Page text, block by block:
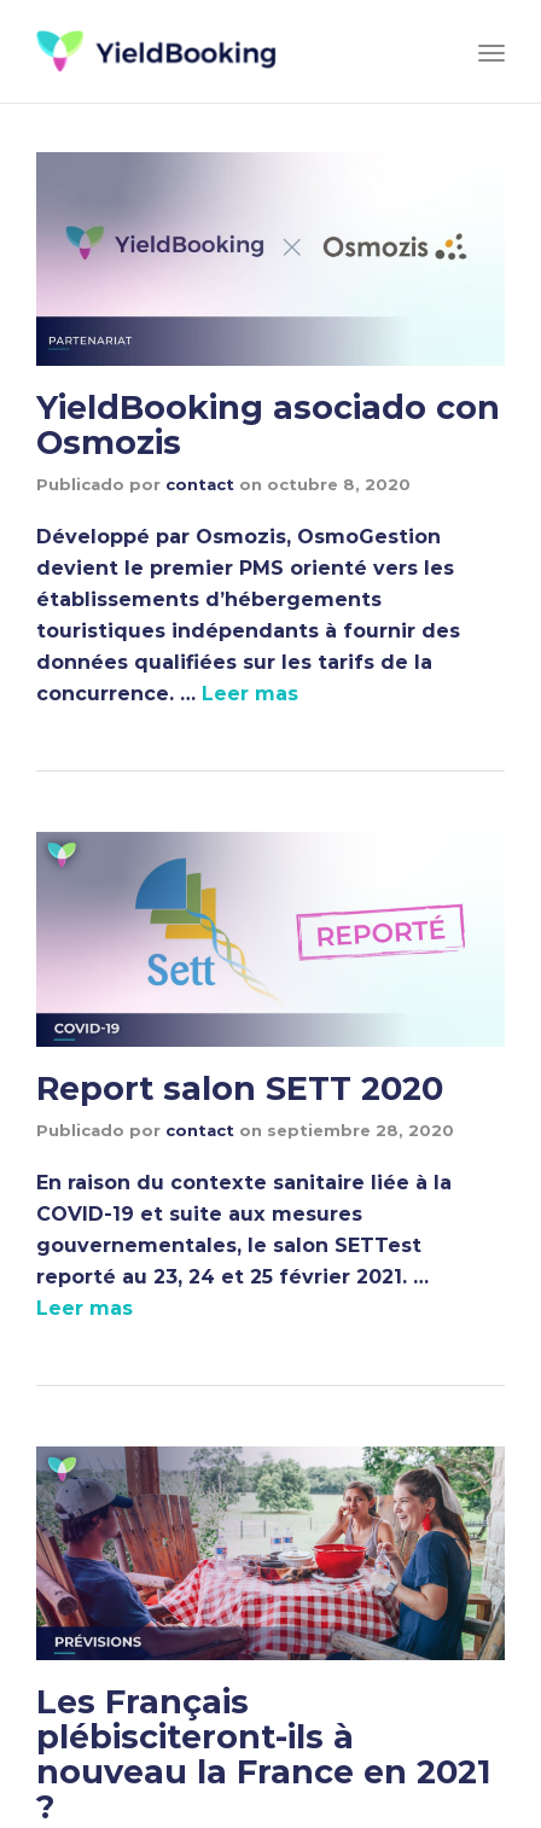
YieldBooking asociado con
Osmozis
Publicado por contact on octubre 8, 2020
Développé par Osmozis, OsmoGestion
devient le premier PMS orienté vers les
établissements d’hébergements
touristiques indépendants à fournir des
données qualifiées sur les tarifs de la
concurrence. … Leer mas
Report salon SETT 2020
Publicado por contact on septiembre 28, 2020
En raison du contexte sanitaire liée à la
COVID-19 et suite aux mesures
gouvernementales, le salon SETTest
reporté au 23, 24 et 25 février 2021. …
Leer mas
Les Français
plébisciteront-ils à
nouveau la France en 2021
?